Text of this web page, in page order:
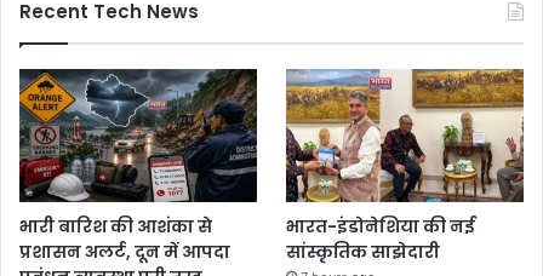
Recent Tech News
भारी बारिश की आशंका से
प्रशासन अलर्ट, दून में आपदा
भारत-इंडोनेशिया की नई
सांस्कृतिक साझेदारी